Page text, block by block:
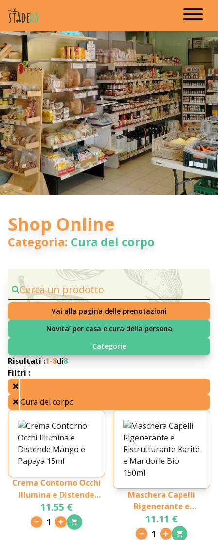
Shop Online
Categoria: Cura del corpo
Cerca un prodotto
Vai alla pagina delle prenotazioni
Novita’ per casa e cura della persona
Categorie
Risultati :1-8di8
Filtri :
Cura del corpo
Crema Contorno Occhi
Illumina e Distende
Mango e Papaya 15ml
11.55 €
1
Maschera Capelli
Rigenerante e
Ristrutturante Karité e
Mandorle Bio 150ml
11.11 €
1